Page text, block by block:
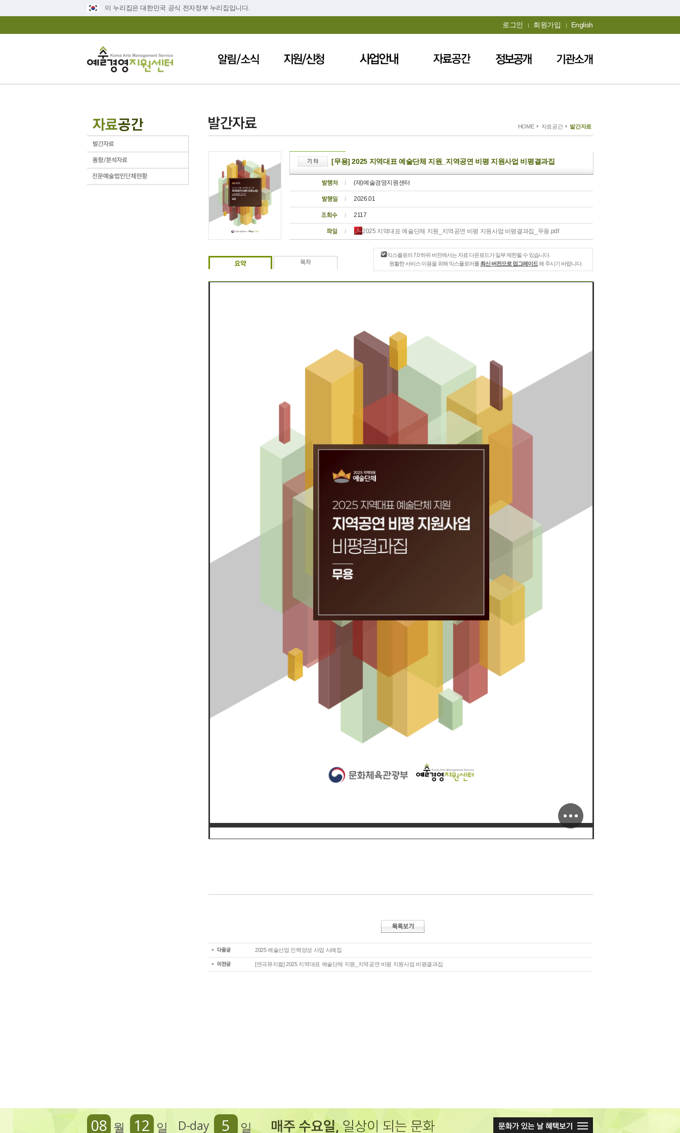
이 누리집은 대한민국 공식 전자정부 누리집입니다.
로그인 회원가입 English
HOME 자료공간 발간자료
[무용] 2025 지역대표 예술단체 지원_지역공연 비평 지원사업 비평결과집
(재)예술경영지원센터
2026.01
2117
2025 지역대표 예술단체 지원_지역공연 비평 지원사업 비평결과집_무용.pdf
익스플로러 7.0 하위 버전에서는 자료 다운로드가 일부 제한될 수 있습니다.
원활한 서비스 이용을 위해 익스플로러를 최신 버전으로 업그레이드해 주시기 바랍니다.
2025 예술산업 인력양성 사업 사례집
[연극뮤지컬] 2025 지역대표 예술단체 지원_지역공연 비평 지원사업 비평결과집
D-day 5 일
08 월 12 일